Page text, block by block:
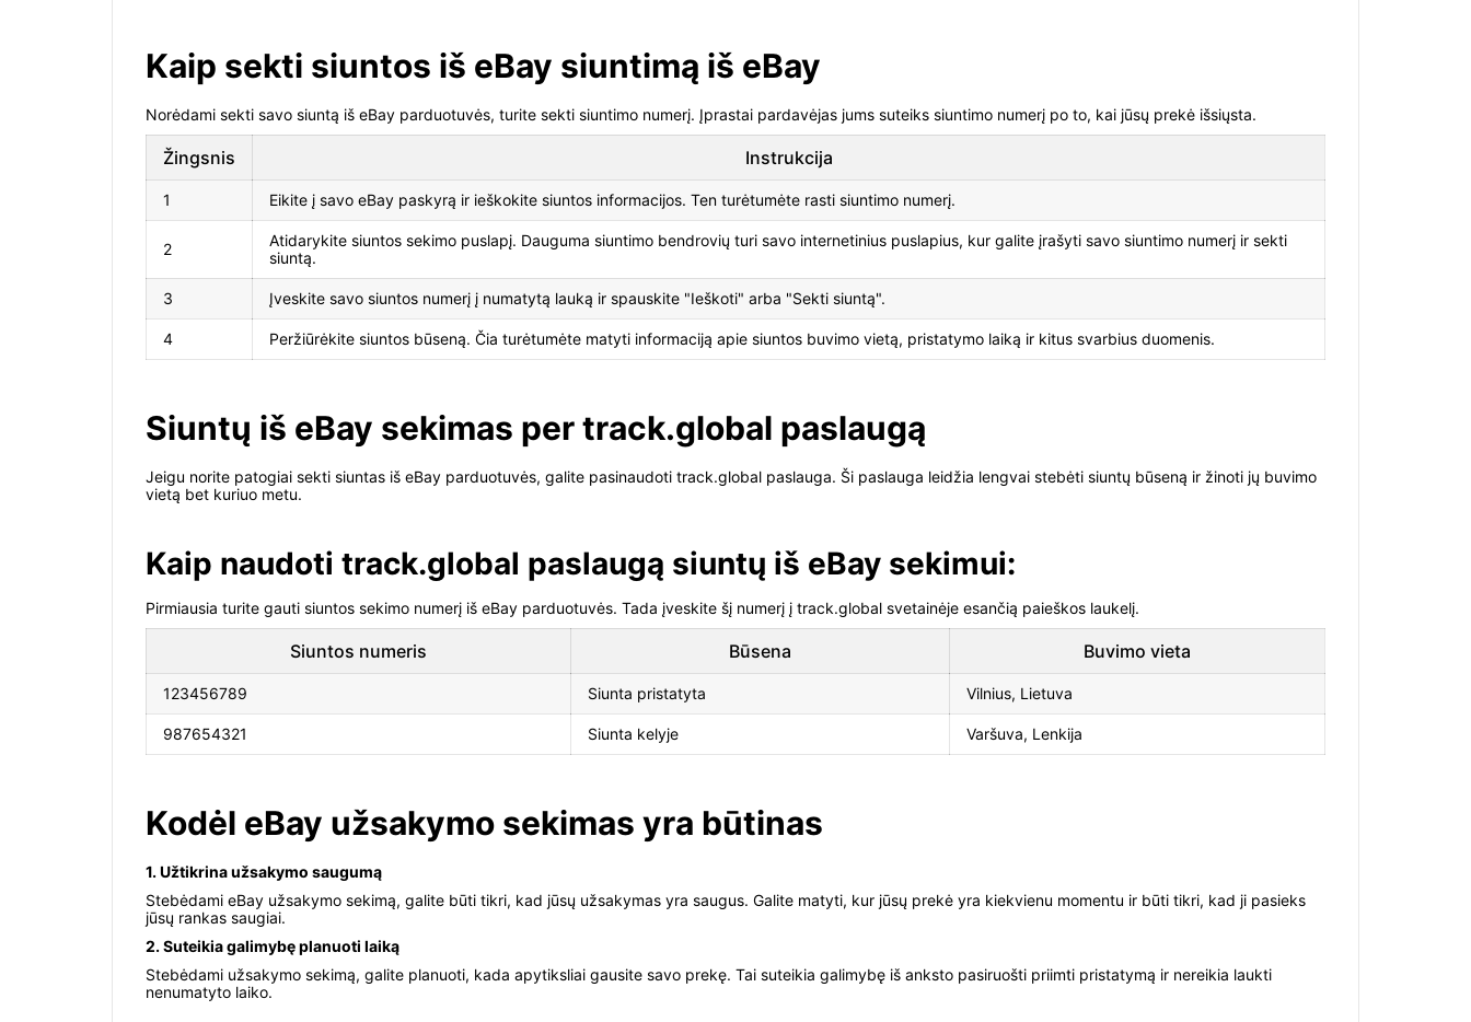
Kaip sekti siuntos iš eBay siuntimą iš eBay
Norėdami sekti savo siuntą iš eBay parduotuvės, turite sekti siuntimo numerį. Įprastai pardavėjas jums suteiks siuntimo numerį po to, kai jūsų prekė išsiųsta.
Žingsnis Instrukcija
1 Eikite į savo eBay paskyrą ir ieškokite siuntos informacijos. Ten turėtumėte rasti siuntimo numerį.
2
Atidarykite siuntos sekimo puslapį. Dauguma siuntimo bendrovių turi savo internetinius puslapius, kur galite įrašyti savo siuntimo numerį ir sekti
siuntą.
3 Įveskite savo siuntos numerį į numatytą lauką ir spauskite "Ieškoti" arba "Sekti siuntą".
4 Peržiūrėkite siuntos būseną. Čia turėtumėte matyti informaciją apie siuntos buvimo vietą, pristatymo laiką ir kitus svarbius duomenis.
Siuntų iš eBay sekimas per track.global paslaugą
Jeigu norite patogiai sekti siuntas iš eBay parduotuvės, galite pasinaudoti track.global paslauga. Ši paslauga leidžia lengvai stebėti siuntų būseną ir žinoti jų buvimo
vietą bet kuriuo metu.
Kaip naudoti track.global paslaugą siuntų iš eBay sekimui:
Pirmiausia turite gauti siuntos sekimo numerį iš eBay parduotuvės. Tada įveskite šį numerį į track.global svetainėje esančią paieškos laukelį.
Siuntos numeris Būsena Buvimo vieta
123456789 Siunta pristatyta Vilnius, Lietuva
987654321 Siunta kelyje Varšuva, Lenkija
Kodėl eBay užsakymo sekimas yra būtinas
1. Užtikrina užsakymo saugumą
Stebėdami eBay užsakymo sekimą, galite būti tikri, kad jūsų užsakymas yra saugus. Galite matyti, kur jūsų prekė yra kiekvienu momentu ir būti tikri, kad ji pasieks
jūsų rankas saugiai.
2. Suteikia galimybę planuoti laiką
Stebėdami užsakymo sekimą, galite planuoti, kada apytiksliai gausite savo prekę. Tai suteikia galimybę iš anksto pasiruošti priimti pristatymą ir nereikia laukti
nenumatyto laiko.